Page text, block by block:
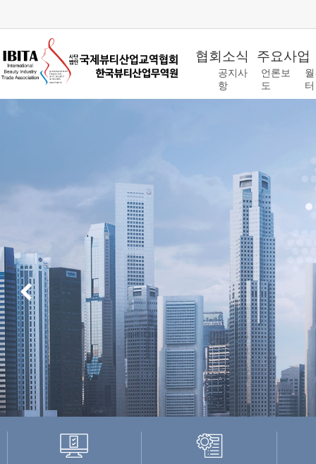
협회소식 주요사업
공지사
항
언론보
도
터